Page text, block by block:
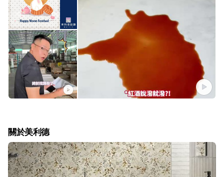
關於美利德